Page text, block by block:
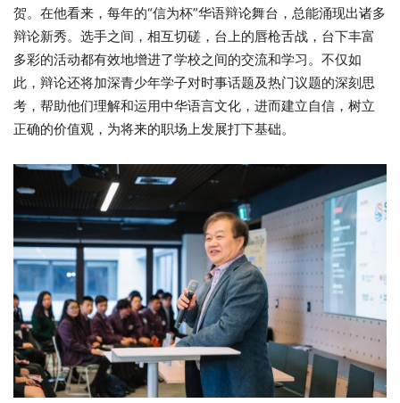
贺。在他看来，每年的“信为杯”华语辩论舞台，总能涌现出诸多
辩论新秀。选手之间，相互切磋，台上的唇枪舌战，台下丰富
多彩的活动都有效地增进了学校之间的交流和学习。不仅如
此，辩论还将加深青少年学子对时事话题及热门议题的深刻思
考，帮助他们理解和运用中华语言文化，进而建立自信，树立
正确的价值观，为将来的职场上发展打下基础。